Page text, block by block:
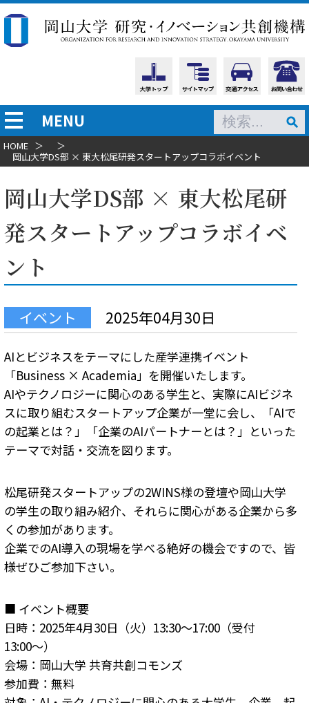
MENU
HOME ＞
＞
岡山大学DS部 × 東大松尾研発スタートアップコラボイベント
岡山大学DS部 × 東大松尾研
発スタートアップコラボイベ
ント
イベント 2025年04月30日
AIとビジネスをテーマにした産学連携イベント
「Business × Academia」を開催いたします。
AIやテクノロジーに関心のある学生と、実際にAIビジネ
スに取り組むスタートアップ企業が一堂に会し、「AIで
の起業とは？」「企業のAIパートナーとは？」といった
テーマで対話・交流を図ります。
松尾研発スタートアップの2WINS様の登壇や岡山大学
の学生の取り組み紹介、それらに関心がある企業から多
くの参加があります。
企業でのAI導入の現場を学べる絶好の機会ですので、皆
様ぜひご参加下さい。
■ イベント概要
日時：2025年4月30日（火）13:30〜17:00（受付
13:00〜）
会場：岡山大学 共育共創コモンズ
参加費：無料